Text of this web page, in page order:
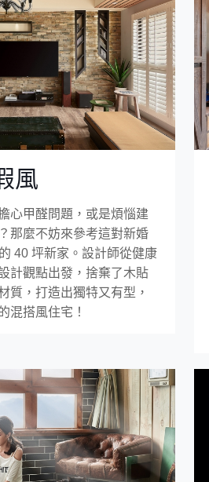
風
心甲醛問題，或是煩惱建
那麼不妨來參考這對新婚
40 坪新家。設計師從健康
計觀點出發，捨棄了木貼
質，打造出獨特又有型，
混搭風住宅！